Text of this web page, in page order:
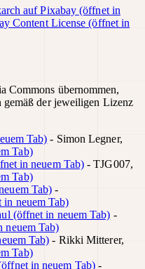
auf Pixabay (öffnet in
Content License (öffnet in
Commons übernommen,
der jeweiligen Lizenz
Tab) - Simon Legner,
Tab)
in neuem Tab) -TJG007,
Tab)
Tab) -
in neuem Tab)
(öffnet in neuem Tab) -
neuem Tab)
Tab) - Rikki Mitterer,
Tab)
in neuem Tab) -